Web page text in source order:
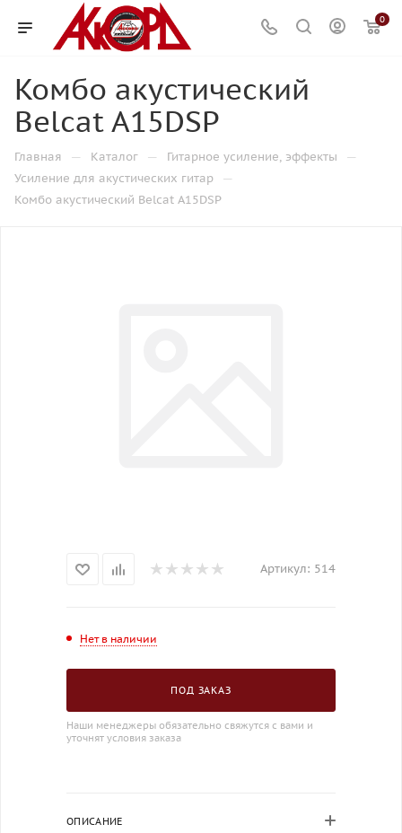
0
Комбо акустический
Belcat A15DSP
Главная — Каталог — Гитарное усиление, эффекты —
Усиление для акустических гитар —
Комбо акустический Belcat A15DSP
Артикул: 514
Нет в наличии
ПОД ЗАКАЗ
Наши менеджеры обязательно свяжутся с вами и
уточнят условия заказа
ОПИСАНИЕ